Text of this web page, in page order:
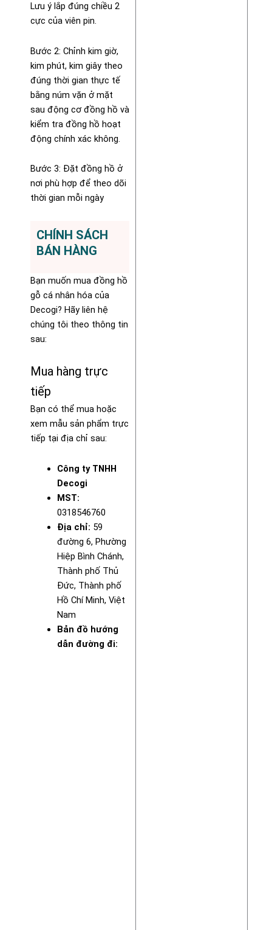
Lưu ý lắp đúng chiều 2
cực của viên pin.
Bước 2: Chỉnh kim giờ,
kim phút, kim giây theo
đúng thời gian thực tế
bằng núm vặn ở mặt
sau động cơ đồng hồ và
kiểm tra đồng hồ hoạt
động chính xác không.
Bước 3: Đặt đồng hồ ở
nơi phù hợp để theo dõi
thời gian mỗi ngày
CHÍNH SÁCH
BÁN HÀNG
Bạn muốn mua đồng hồ
gỗ cá nhân hóa của
Decogi? Hãy liên hệ
chúng tôi theo thông tin
sau:
Mua hàng trực
tiếp
Bạn có thể mua hoặc
xem mẫu sản phẩm trực
tiếp tại địa chỉ sau:
Công ty TNHH
Decogi
MST:
0318546760
Địa chỉ: 59
đường 6, Phường
Hiệp Bình Chánh,
Thành phố Thủ
Đức, Thành phố
Hồ Chí Minh, Việt
Nam
Bản đồ hướng
dẫn đường đi: